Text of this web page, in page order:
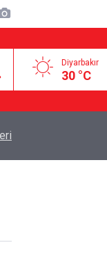
Diyarbakır
30 °C
açıklaması